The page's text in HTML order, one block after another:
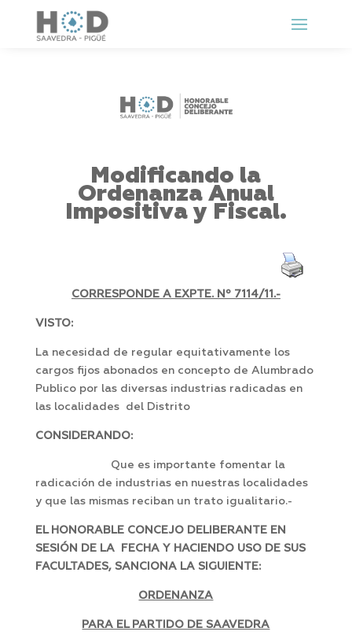
Modificando la
Ordenanza Anual
Impositiva y Fiscal.
CORRESPONDE A EXPTE. Nº 7114/11.-
VISTO:
La necesidad de regular equitativamente los
cargos fijos abonados en concepto de Alumbrado
Publico por las diversas industrias radicadas en
las localidades del Distrito
CONSIDERANDO:
Que es importante fomentar la
radicación de industrias en nuestras localidades
y que las mismas reciban un trato igualitario.-
EL HONORABLE CONCEJO DELIBERANTE EN
SESIÓN DE LA FECHA Y HACIENDO USO DE SUS
FACULTADES, SANCIONA LA SIGUIENTE:
ORDENANZA
PARA EL PARTIDO DE SAAVEDRA